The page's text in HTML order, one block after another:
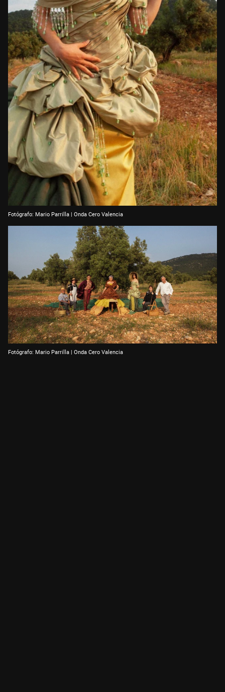
Fotógrafo: Mario Parrilla | Onda Cero Valencia
Fotógrafo: Mario Parrilla | Onda Cero Valencia